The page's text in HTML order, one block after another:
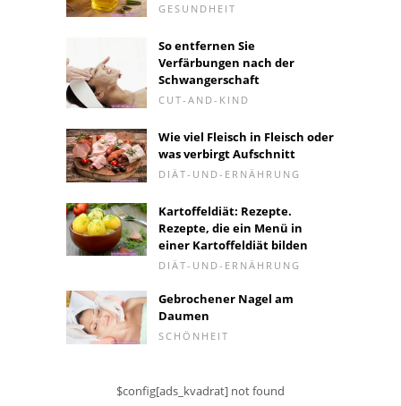
GESUNDHEIT
So entfernen Sie
Verfärbungen nach der
Schwangerschaft
CUT-AND-KIND
Wie viel Fleisch in Fleisch oder
was verbirgt Aufschnitt
DIÄT-UND-ERNÄHRUNG
Kartoffeldiät: Rezepte.
Rezepte, die ein Menü in
einer Kartoffeldiät bilden
DIÄT-UND-ERNÄHRUNG
Gebrochener Nagel am
Daumen
SCHÖNHEIT
$config[ads_kvadrat] not found